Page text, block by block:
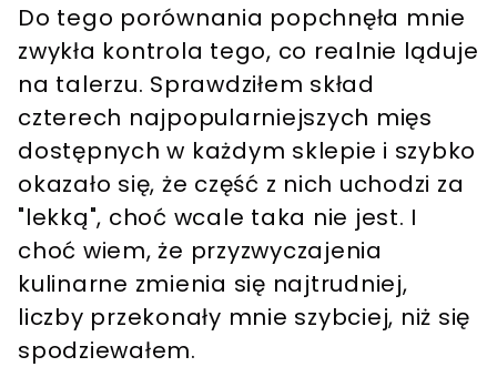
Do tego porównania popchnęła mnie
zwykła kontrola tego, co realnie ląduje
na talerzu. Sprawdziłem skład
czterech najpopularniejszych mięs
dostępnych w każdym sklepie i szybko
okazało się, że część z nich uchodzi za
"lekką", choć wcale taka nie jest. I
choć wiem, że przyzwyczajenia
kulinarne zmienia się najtrudniej,
liczby przekonały mnie szybciej, niż się
spodziewałem.